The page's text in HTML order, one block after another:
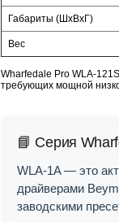
Габариты (ШхВхГ)
Вес
Wharfedale Pro WLA-
требующих мощной
📘 Серия
WLA-1A — это
драйверами
заводскими